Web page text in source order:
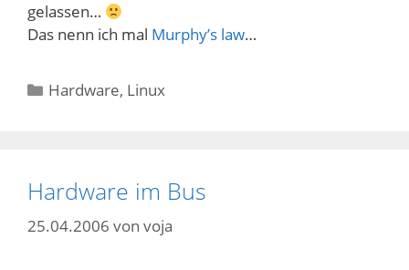
gelassen…
Das nenn ich mal Murphy’s law…
Kategorien
Hardware, Linux
Hardware im Bus
25.04.2006 von voja